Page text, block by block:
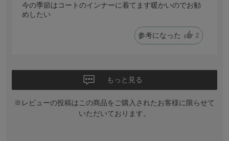
今の季節はコートのインナーに着てます暖かいのでお勧
めしたい
参考になった 2
もっと見る
※レビューの投稿はこの商品をご購入されたお客様に限らせて
いただいております。